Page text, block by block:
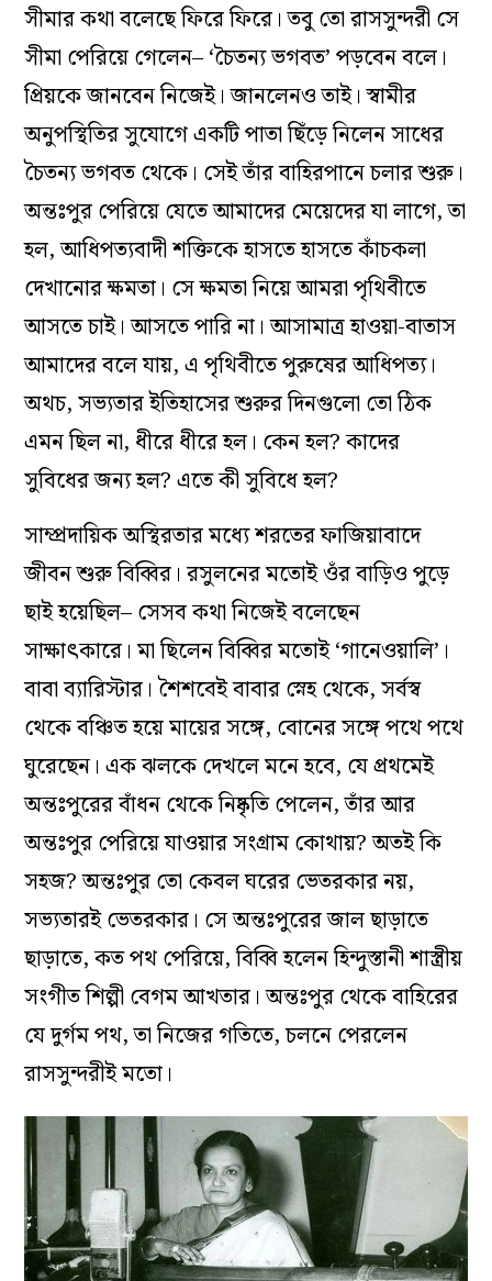
সীমার কথা বলেছে ফিরে ফিরে। তবু তো রাসসুন্দরী সে
সীমা পেরিয়ে গেলেন– ‘চৈতন্য ভগবত’ পড়বেন বলে।
প্রিয়কে জানবেন নিজেই। জানলেনও তাই। স্বামীর
অনুপস্থিতির সুযোগে একটি পাতা ছিঁড়ে নিলেন সাধের
চৈতন্য ভগবত থেকে। সেই তাঁর বাহিরপানে চলার শুরু।
অন্তঃপুর পেরিয়ে যেতে আমাদের মেয়েদের যা লাগে, তা
হল, আধিপত্যবাদী শক্তিকে হাসতে হাসতে কাঁচকলা
দেখানোর ক্ষমতা। সে ক্ষমতা নিয়ে আমরা পৃথিবীতে
আসতে চাই। আসতে পারি না। আসামাত্র হাওয়া-বাতাস
আমাদের বলে যায়, এ পৃথিবীতে পুরুষের আধিপত্য।
অথচ, সভ্যতার ইতিহাসের শুরুর দিনগুলো তো ঠিক
এমন ছিল না, ধীরে ধীরে হল। কেন হল? কাদের
সুবিধের জন্য হল? এতে কী সুবিধে হল?
সাম্প্রদায়িক অস্থিরতার মধ্যে শরতের ফাজিয়াবাদে
জীবন শুরু বিব্বির। রসুলনের মতোই ওঁর বাড়িও পুড়ে
ছাই হয়েছিল– সেসব কথা নিজেই বলেছেন
সাক্ষাৎকারে। মা ছিলেন বিব্বির মতোই ‘গানেওয়ালি’।
বাবা ব্যারিস্টার। শৈশবেই বাবার স্নেহ থেকে, সর্বস্ব
থেকে বঞ্চিত হয়ে মায়ের সঙ্গে, বোনের সঙ্গে পথে পথে
ঘুরেছেন। এক ঝলকে দেখলে মনে হবে, যে প্রথমেই
অন্তঃপুরের বাঁধন থেকে নিষ্কৃতি পেলেন, তাঁর আর
অন্তঃপুর পেরিয়ে যাওয়ার সংগ্রাম কোথায়? অতই কি
সহজ? অন্তঃপুর তো কেবল ঘরের ভেতরকার নয়,
সভ্যতারই ভেতরকার। সে অন্তঃপুরের জাল ছাড়াতে
ছাড়াতে, কত পথ পেরিয়ে, বিব্বি হলেন হিন্দুস্তানী শাস্ত্রীয়
সংগীত শিল্পী বেগম আখতার। অন্তঃপুর থেকে বাহিরের
যে দুর্গম পথ, তা নিজের গতিতে, চলনে পেরলেন
রাসসুন্দরীই মতো।